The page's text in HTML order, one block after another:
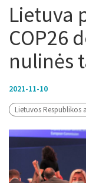
Lietuva
COP26
nulinės
2021-11-10
Lietuvos Respublikos